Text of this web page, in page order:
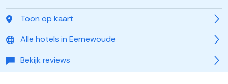
Toon op kaart
Alle hotels in Eernewoude
Bekijk reviews